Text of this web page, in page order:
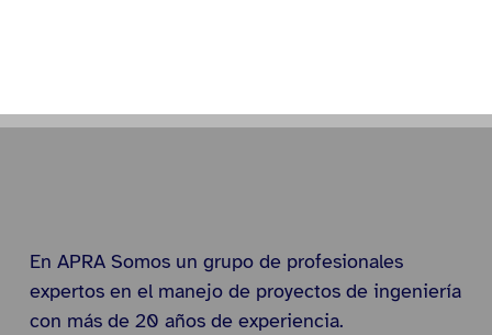
En APRA Somos un grupo de profesionales
expertos en el manejo de proyectos de ingeniería
con más de 20 años de experiencia.